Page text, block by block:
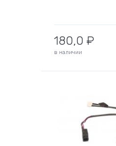
180,0 ₽
в наличии